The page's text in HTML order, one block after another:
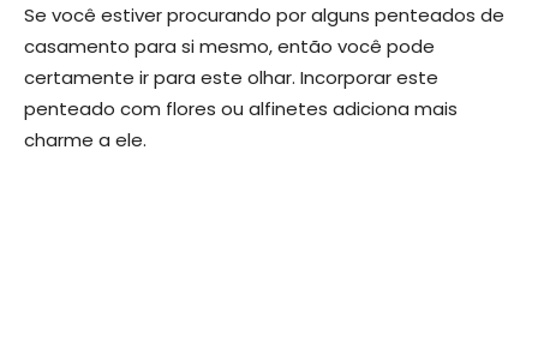
Se você estiver procurando por alguns penteados de
casamento para si mesmo, então você pode
certamente ir para este olhar. Incorporar este
penteado com flores ou alfinetes adiciona mais
charme a ele.